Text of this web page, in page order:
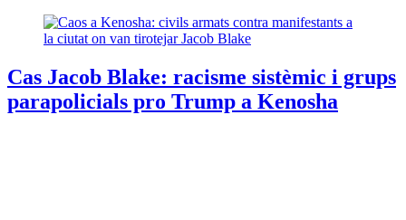
Cas Jacob Blake: racisme sistèmic i grups
parapolicials pro Trump a Kenosha